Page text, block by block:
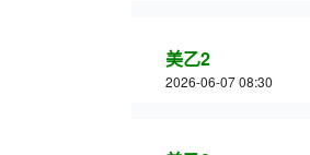
美乙2
2026-06-07 08:30